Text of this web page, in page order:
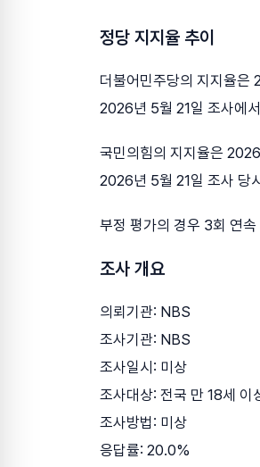
정당 지지율 추이
더불어민주당의 지지율은
2026년 5월 21일 조사에
국민의힘의 지지율은
2026년 5월 21일 조사 당
부정 평가의 경우 3회 연
조사 개요
의뢰기관: NBS
조사기관: NBS
조사일시: 미상
조사대상: 전국 만 18세 이
조사방법: 미상
응답률: 20.0%